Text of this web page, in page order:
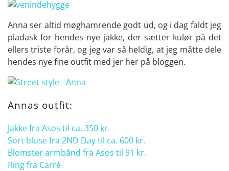
Anna ser altid møghamrende godt ud, og i dag faldt jeg
pladask for hendes nye jakke, der sætter kulør på det
ellers triste forår, og jeg var så heldig, at jeg måtte dele
hendes nye fine outfit med jer her på bloggen.
Annas outfit:
Jakke fra Asos til ca. 350 kr.
Sort bluse fra 2ND Day til ca. 600 kr.
Blomster armbånd fra Asos til 91 kr.
Ring fra Carré